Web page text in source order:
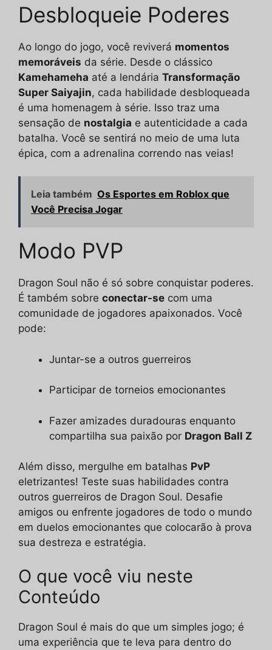
Desbloqueie Poderes
Ao longo do jogo, você reviverá momentos
memoráveis da série. Desde o clássico
Kamehameha até a lendária Transformação
Super Saiyajin, cada habilidade desbloqueada
é uma homenagem à série. Isso traz uma
sensação de nostalgia e autenticidade a cada
batalha. Você se sentirá no meio de uma luta
épica, com a adrenalina correndo nas veias!
Leia também Os Esportes em Roblox que
Você Precisa Jogar
Modo PVP
Dragon Soul não é só sobre conquistar poderes.
É também sobre conectar-se com uma
comunidade de jogadores apaixonados. Você
pode:
Juntar-se a outros guerreiros
Participar de torneios emocionantes
Fazer amizades duradouras enquanto
compartilha sua paixão por Dragon Ball Z
Além disso, mergulhe em batalhas PvP
eletrizantes! Teste suas habilidades contra
outros guerreiros de Dragon Soul. Desafie
amigos ou enfrente jogadores de todo o mundo
em duelos emocionantes que colocarão à prova
sua destreza e estratégia.
O que você viu neste
Conteúdo
Dragon Soul é mais do que um simples jogo; é
uma experiência que te leva para dentro do